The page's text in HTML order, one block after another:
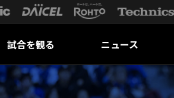
試合を観る ニュース